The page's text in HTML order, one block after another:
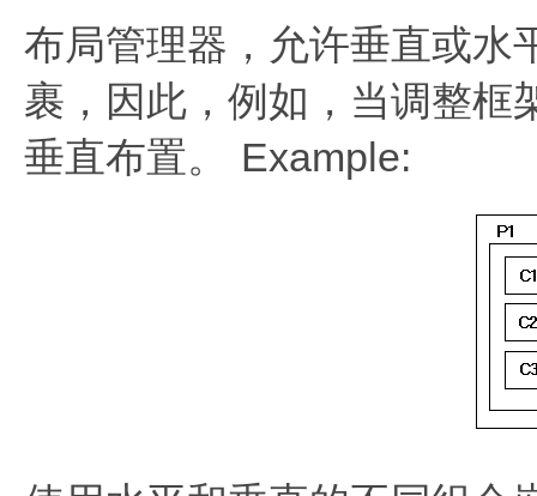
布局管理器，允许垂直或水
裹，因此，例如，当调整框
垂直布置。
Example: